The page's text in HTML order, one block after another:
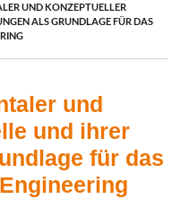
UND KONZEPTUELLER
ALS GRUNDLAGE FÜR DAS
und
und ihrer
für das